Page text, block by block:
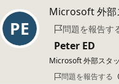
プ
Microsoft 外部
問題を報告す
Peter ED
Microsoft 外部スタ
問題を報告する